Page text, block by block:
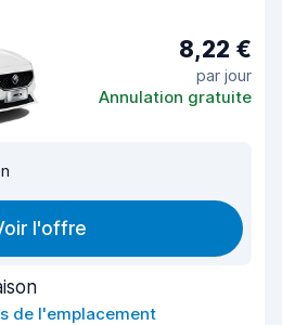
8,22 €
par jour
Annulation gratuite
l'offre
de l'emplacement